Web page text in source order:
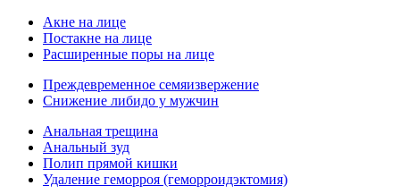
Акне на лице
Постакне на лице
Расширенные поры на лице
Преждевременное семяизвержение
Снижение либидо у мужчин
Анальная трещина
Анальный зуд
Полип прямой кишки
Удаление геморроя (геморроидэктомия)